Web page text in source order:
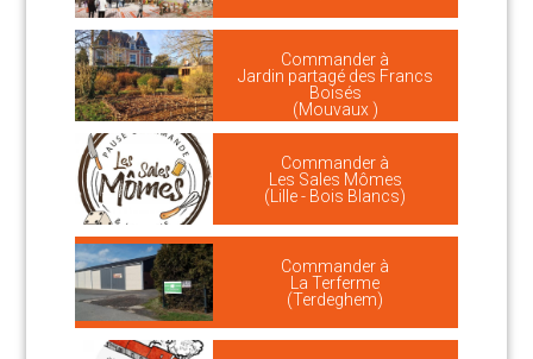
Commander à
Jardin partagé des Francs
Boisés
(Mouvaux )
Commander à
Les Sales Mômes
(Lille - Bois Blancs)
Commander à
La Terferme
(Terdeghem)